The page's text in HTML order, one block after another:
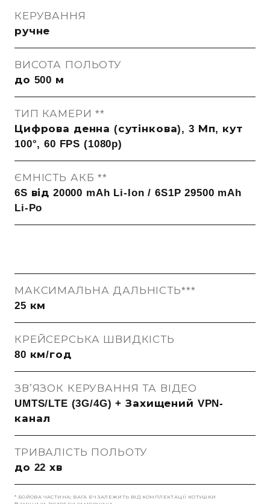
КЕРУВАННЯ
ручне
ВИСОТА ПОЛЬОТУ
до 500 м
ТИП КАМЕРИ **
Цифрова денна (сутінкова), 3 Мп, кут
100°, 60 FPS (1080p)
ЄМНІСТЬ АКБ **
6S від 20000 mAh Li-Ion / 6S1P 29500 mAh
Li-Po
МАКСИМАЛЬНА ДАЛЬНІСТЬ***
25 км
КРЕЙСЕРСЬКА ШВИДКІСТЬ
80 км/год
ЗВʼЯЗОК КЕРУВАННЯ ТА ВІДЕО
UMTS/LTE (3G/4G) + Захищений VPN-
канал
ТРИВАЛІСТЬ ПОЛЬОТУ
до 22 хв
* БОЙОВА ЧАСТИНА; ВАГА БЧ ЗАЛЕЖИТЬ ВІД КОМПЛЕКТАЦІЇ КОТУШКИ